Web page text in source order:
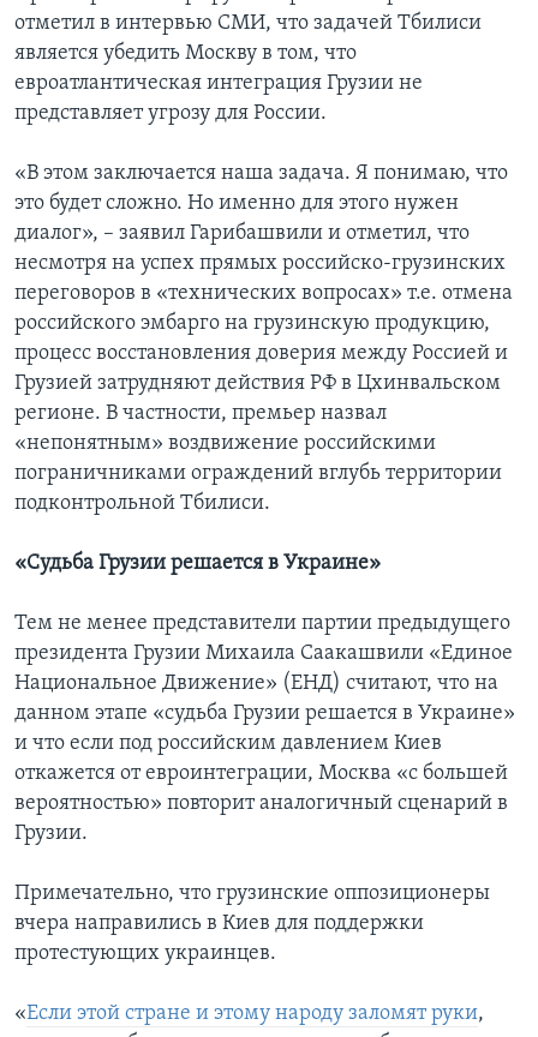
отметил в интервью СМИ, что задачей Тбилиси
является убедить Москву в том, что
евроатлантическая интеграция Грузии не
представляет угрозу для России.
«В этом заключается наша задача. Я понимаю, что
это будет сложно. Но именно для этого нужен
диалог», – заявил Гарибашвили и отметил, что
несмотря на успех прямых российско-грузинских
переговоров в «технических вопросах» т.е. отмена
российского эмбарго на грузинскую продукцию,
процесс восстановления доверия между Россией и
Грузией затрудняют действия РФ в Цхинвальском
регионе. В частности, премьер назвал
«непонятным» воздвижение российскими
пограничниками ограждений вглубь территории
подконтрольной Тбилиси.
«Судьба Грузии решается в Украине»
Тем не менее представители партии предыдущего
президента Грузии Михаила Саакашвили «Единое
Национальное Движение» (ЕНД) считают, что на
данном этапе «судьба Грузии решается в Украине»
и что если под российским давлением Киев
откажется от евроинтеграции, Москва «с большей
вероятностью» повторит аналогичный сценарий в
Грузии.
Примечательно, что грузинские оппозиционеры
вчера направились в Киев для поддержки
протестующих украинцев.
«Если этой стране и этому народу заломят руки,